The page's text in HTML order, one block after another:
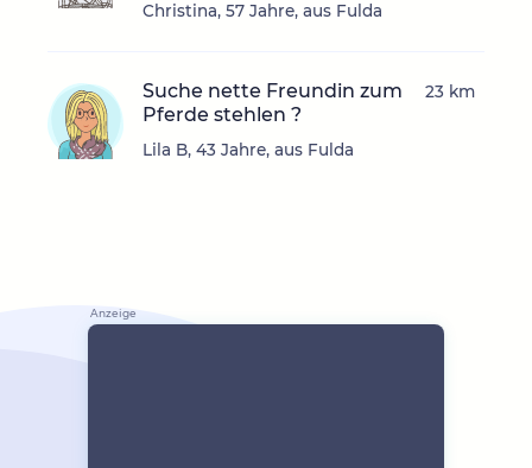
Christina, 57 Jahre, aus Fulda
Suche nette Freundin zum
Pferde stehlen ?
Lila B, 43 Jahre, aus Fulda
23 km